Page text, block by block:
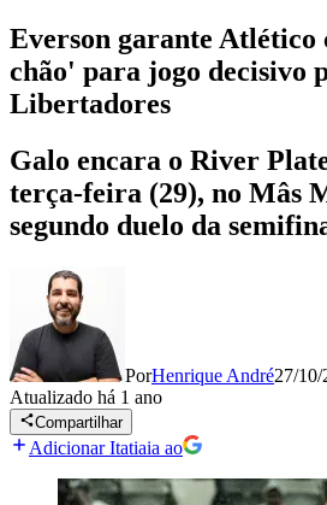
Everson garante Atlético
chão' para jogo decisivo
Libertadores
Galo encara o River
terça-feira (29), no Mâs
segundo duelo da
PorHenrique André27/10/
Atualizado há 1 ano
Compartilhar
Adicionar Itatiaia ao